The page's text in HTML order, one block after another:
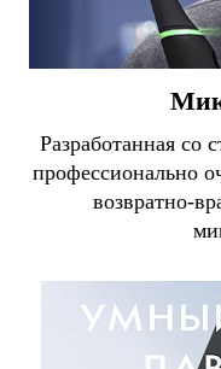
Разработанная со
профессионально
возвратно-